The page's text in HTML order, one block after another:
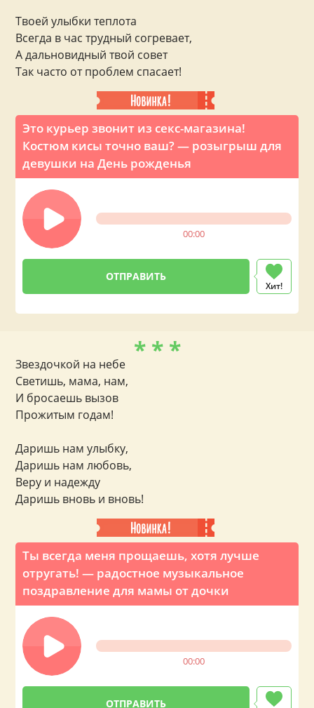
Это курьер звонит из секс-магазина!
Костюм кисы точно ваш? — розыгрыш для
девушки на День рожденья
00:00
Хит!
Твоей улыбки теплота
Всегда в час трудный согревает,
А дальновидный твой совет
Так часто от проблем спасает!
Ты всегда меня прощаешь, хотя лучше
отругать! — радостное музыкальное
поздравление для мамы от дочки
00:00
* * *
Звездочкой на небе
Светишь, мама, нам,
И бросаешь вызов
Прожитым годам!
Даришь нам улыбку,
Даришь нам любовь,
Веру и надежду
Даришь вновь и вновь!